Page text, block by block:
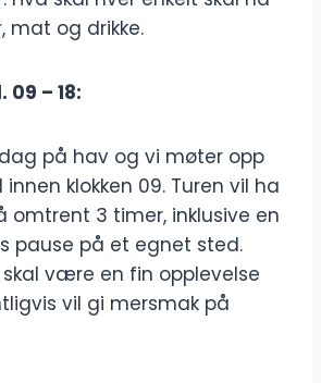
mat og drikke.
09 – 18:
på hav og vi møter opp
klokken 09. Turen vil ha
omtrent 3 timer, inklusive en
pause på et egnet sted.
være en fin opplevelse
vil gi mersmak på